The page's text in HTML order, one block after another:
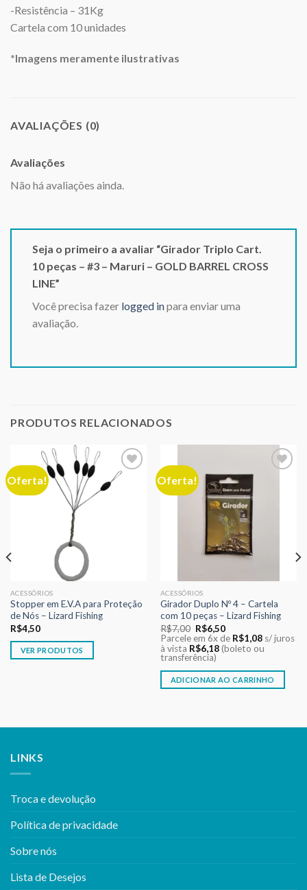
-Resistência – 31Kg
Cartela com 10 unidades
*Imagens meramente ilustrativas
AVALIAÇÕES (0)
Avaliações
Não há avaliações ainda.
Seja o primeiro a avaliar “Girador Triplo Cart.
10 peças – #3 – Maruri – GOLD BARREL CROSS
LINE”
Você precisa fazer logged inpara enviar uma
avaliação.
PRODUTOS RELACIONADOS
Oferta!
Adicionar
aos meus
ACESSÓRIOS
Stopper em E.V.A para Proteção
de Nós – Lizard Fishing
R$4,50
VER PRODUTOS
Oferta!
ACESSÓRIOS
Girador Duplo Nº 4 – Cartela
com 10 peças – Lizard Fishing
R$7,00 O
preço
original
era:
R$7,00.
R$6,50O
preço
atual
é:
Parcele em 6x de R$1,08 s/ juros
à vista R$6,18 (boleto ou
transferência)
ADICIONAR AO CARRINHO
LINKS
Troca e devolução
Política de privacidade
Sobre nós
Lista de Desejos